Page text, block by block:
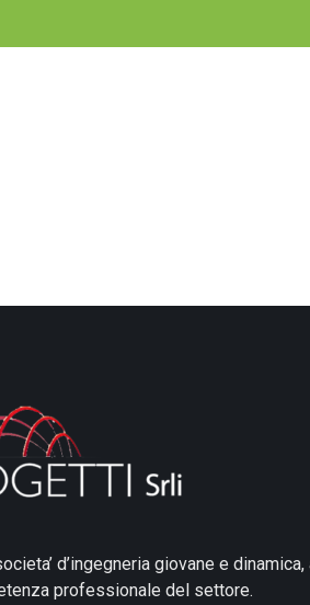
d’ingegneria giovane e
professionale del settore.